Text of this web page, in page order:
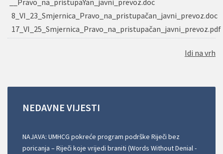
8_VI_23_Smjernica_Pravo_na_pristupačan_javni_prevoz.doc
17_VI_25_Smjernica_Pravo_na_pristupačan_javni_prevoz.pdf
Idi na vrh
NEDAVNE VIJESTI
NAJAVA: UMHCG pokreće program podrške Riječi bez
poricanja – Riječi koje vrijedi braniti (Words Without Denial -